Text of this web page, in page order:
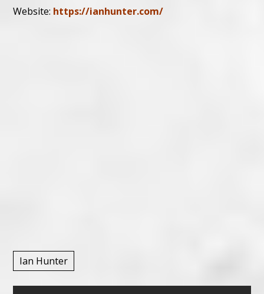
Website: https://ianhunter.com/
Ian Hunter